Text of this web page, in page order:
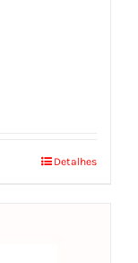
Detalhes